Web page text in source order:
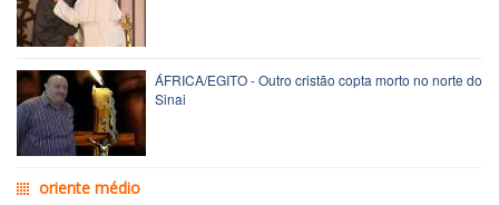
ÁFRICA/EGITO - Outro cristão copta morto no norte do
Sinai
oriente médio